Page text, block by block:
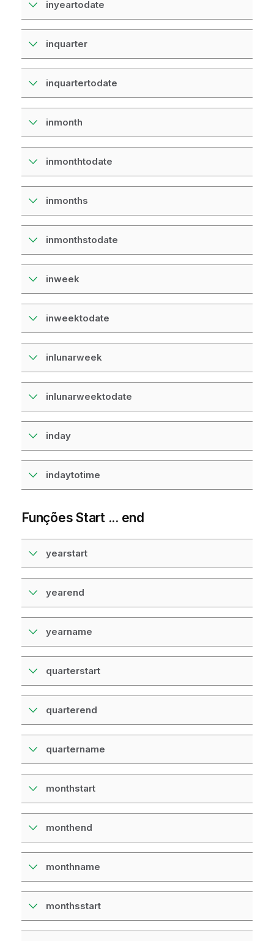
inyeartodate
inquarter
inquartertodate
inmonth
inmonthtodate
inmonths
inmonthstodate
inweek
inweektodate
inlunarweek
inlunarweektodate
inday
indaytotime
Funções Start ... end
yearstart
yearend
yearname
quarterstart
quarterend
quartername
monthstart
monthend
monthname
monthsstart